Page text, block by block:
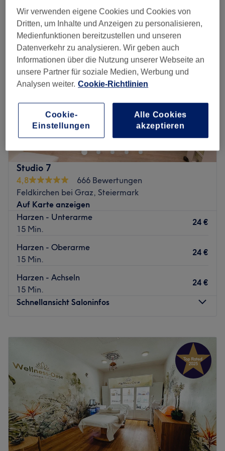
Steiermark
Studio 7
4,8
666 Bewertungen
Feldkirchen bei Graz, Steiermark
Auf Karte anzeigen
Harzen - Unterarme
15 Min.
24 €
Harzen - Oberarme
15 Min.
24 €
Harzen - Achseln
15 Min.
24 €
Schnellansicht Saloninfos
19:30
19:30
Donnerstag
–19:30
Freitag
Geschlossen
Samstag
Geschlossen
Sonntag
Geschlossen
Das Studio 7 ist ein hochwertiges Kosmetikstudio in
Feldkirchen bei Graz, welches bereits seit über 26 Jahren
Wir verwenden eigene Cookies und Cookies von
Dritten, um Inhalte und Anzeigen zu personalisieren,
Medienfunktionen bereitzustellen und unseren
Datenverkehr zu analysieren. Wir geben auch
Informationen über die Nutzung unserer Webseite an
unsere Partner für soziale Medien, Werbung und
Analysen weiter. Cookie-Richtlinien
Alle Cookies
akzeptieren
Cookie-
Einstellungen